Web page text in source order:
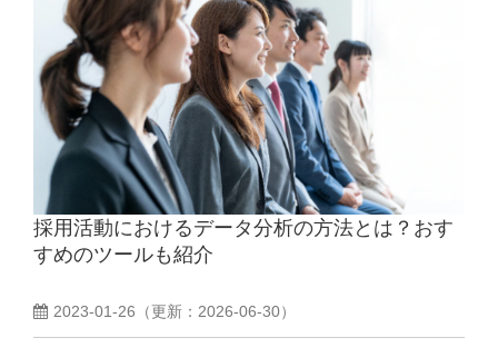
活用事例
料金・プラン
セミナー一覧
よくあるご質問
採用活動におけるデータ分析の方法とは？おす
すめのツールも紹介
2023-01-26 （更新： 2026-06-30）